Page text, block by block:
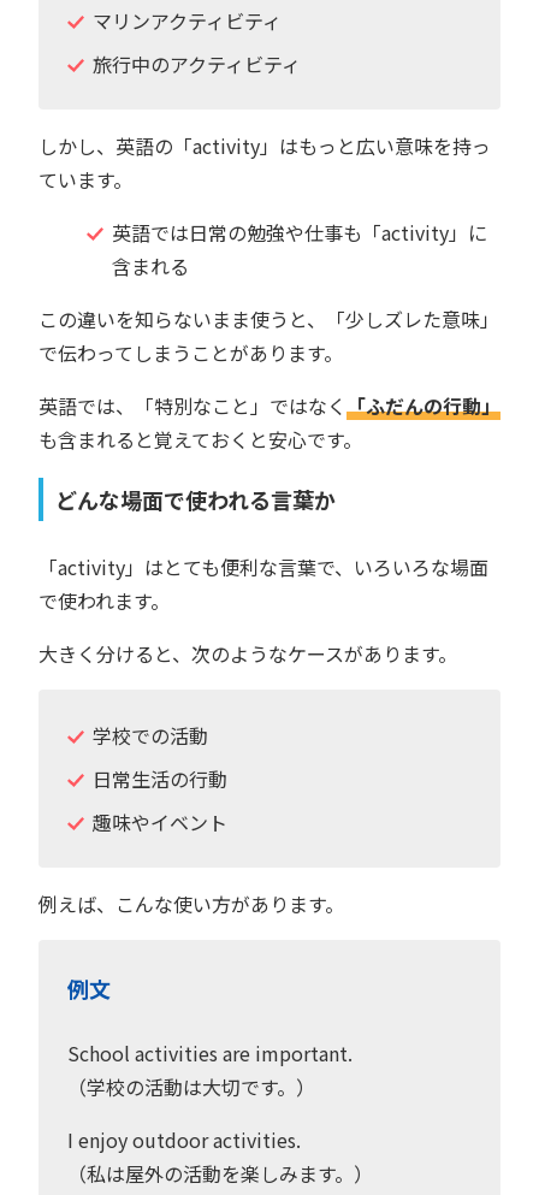
マリンアクティビティ
旅行中のアクティビティ
しかし、英語の「activity」はもっと広い意味を持っ
ています。
英語では日常の勉強や仕事も「activity」に
含まれる
この違いを知らないまま使うと、「少しズレた意味」
で伝わってしまうことがあります。
英語では、「特別なこと」ではなく「ふだんの行動」
も含まれると覚えておくと安心です。
どんな場面で使われる言葉か
「activity」はとても便利な言葉で、いろいろな場面
で使われます。
大きく分けると、次のようなケースがあります。
学校での活動
日常生活の行動
趣味やイベント
例えば、こんな使い方があります。
例文
School activities are important.
（学校の活動は大切です。）
I enjoy outdoor activities.
（私は屋外の活動を楽しみます。）